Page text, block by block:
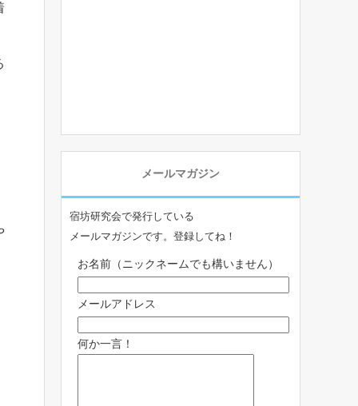
メールマガジン
宿坊研究会で発行している
メールマガジンです。登録してね！
お名前（ニックネームでも構いません）
メールアドレス
何か一言！